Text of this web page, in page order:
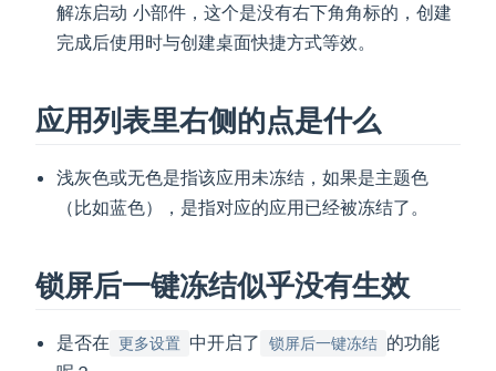
解冻启动 小部件，这个是没有右下角角标的，创建
完成后使用时与创建桌面快捷方式等效。
应用列表里右侧的点是什么
浅灰色或无色是指该应用未冻结，如果是主题色
（比如蓝色），是指对应的应用已经被冻结了。
锁屏后一键冻结似乎没有生效
是否在 更多设置 中开启了 锁屏后一键冻结 的功能